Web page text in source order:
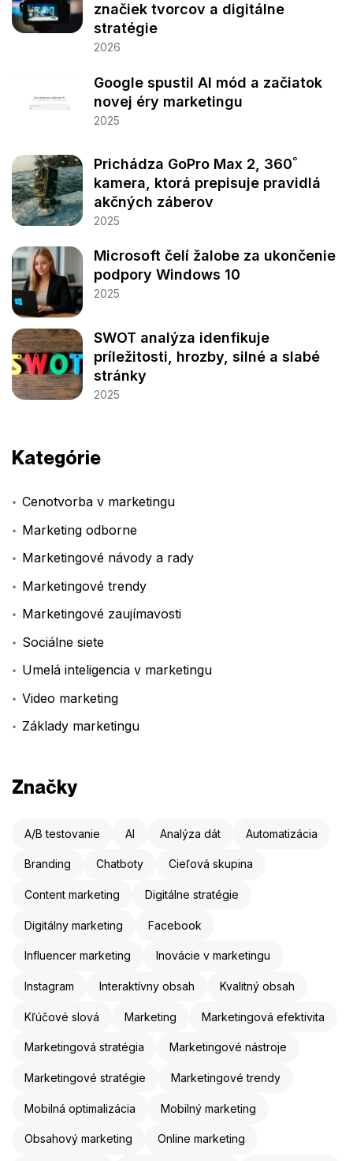
značiek tvorcov a digitálne
stratégie
2026
Google spustil AI mód a začiatok
novej éry marketingu
2025
Prichádza GoPro Max 2, 360˚
kamera, ktorá prepisuje pravidlá
akčných záberov
2025
Microsoft čelí žalobe za ukončenie
podpory Windows 10
2025
SWOT analýza idenfikuje
príležitosti, hrozby, silné a slabé
stránky
2025
Kategórie
Cenotvorba v marketingu
Marketing odborne
Marketingové návody a rady
Marketingové trendy
Marketingové zaujímavosti
Sociálne siete
Umelá inteligencia v marketingu
Video marketing
Základy marketingu
Značky
A/B testovanie AI Analýza dát Automatizácia
Branding Chatboty Cieľová skupina
Content marketing Digitálne stratégie
Digitálny marketing Facebook
Influencer marketing Inovácie v marketingu
Instagram Interaktívny obsah Kvalitný obsah
Kľúčové slová Marketing Marketingová efektivita
Marketingová stratégia Marketingové nástroje
Marketingové stratégie Marketingové trendy
Mobilná optimalizácia Mobilný marketing
Obsahový marketing Online marketing